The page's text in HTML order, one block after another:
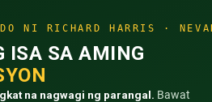
NI RICHARD HARRIS ·
ISA SA AMING
na nagwagi ng parangal. Bawat